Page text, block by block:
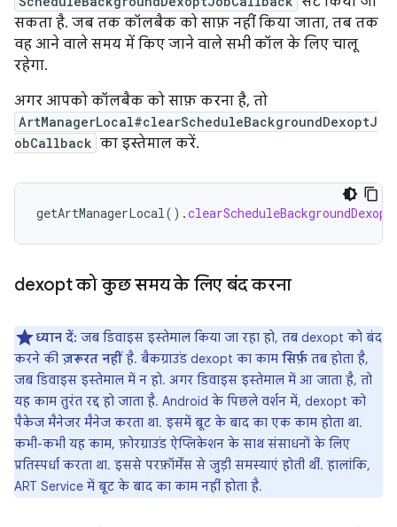
सकता है. जब तक कॉलबैक को साफ़ नहीं किया जाता, तब तक
वह आने वाले समय में किए जाने वाले सभी कॉल के लिए चालू
रहेगा.
अगर आपको कॉलबैक को साफ़ करना है, तो
ArtManagerLocal#clearScheduleBackgroundDexoptJ
obCallback का इस्तेमाल करें.
getArtManagerLocal().
dexopt को कुछ समय के लिए बंद करना
ध्यान दें: जब डिवाइस इस्तेमाल किया जा रहा हो, तब dexopt को बंद
करने की ज़रूरत नहीं है. बैकग्राउंड dexopt का काम सिर्फ़ तब होता है,
जब डिवाइस इस्तेमाल में न हो. अगर डिवाइस इस्तेमाल में आ जाता है, तो
यह काम तुरंत रद्द हो जाता है. Android के पिछले वर्शन में, dexopt को
पैकेज मैनेजर मैनेज करता था. इसमें बूट के बाद का एक काम होता था.
कभी-कभी यह काम, फ़ोरग्राउंड ऐप्लिकेशन के साथ संसाधनों के लिए
प्रतिस्पर्धा करता था. इससे परफ़ॉर्मेंस से जुड़ी समस्याएं होती थीं. हालांकि,
ART Service में बूट के बाद का काम नहीं होता है.